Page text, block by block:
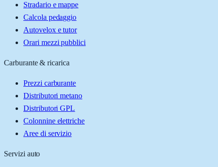
Stradario e mappe
Calcola pedaggio
Autovelox e tutor
Orari mezzi pubblici
Carburante & ricarica
Prezzi carburante
Distributori metano
Distributori GPL
Colonnine elettriche
Aree di servizio
Servizi auto